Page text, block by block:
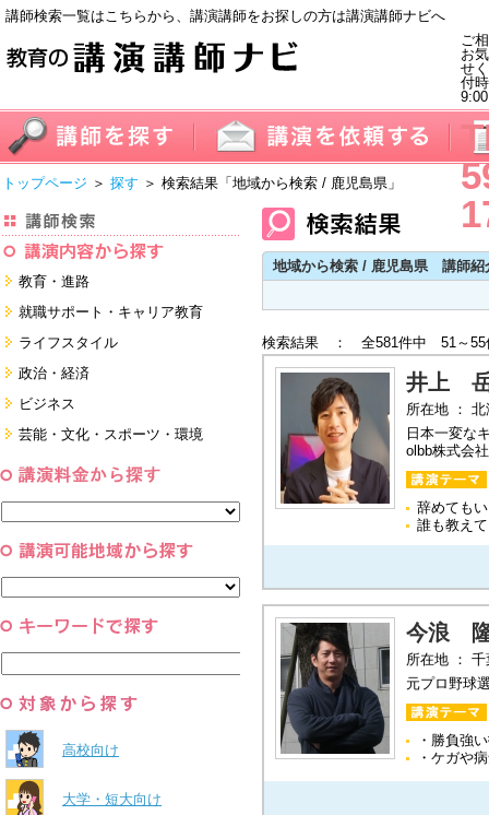
講師検索一覧はこちらから、講演講師をお探しの方は講演講師ナビへ
ご
お
せ
付
トップページ ＞ 探す ＞ 検索結果 「地域から検索 / 鹿児島県」
教育・進路
進学・受験
教員・保護者
すべて
就職サポート・キャリア教育
就職サポートツール対策
面接・ディスカッション・マナー
対策
ライフスタイル
健康・美容・女性・食育
看護・介護・ボランティア
すべて
政治・経済
国際
日本
ビジネス
経営・マーケティング・ファイナ
ンス
コーチング・メンタルヘルス・人
芸能・文化・スポーツ・環境
スポーツ
すべて
高校向け
大学・短大向け
地域から検索 / 鹿児島県 講師紹
検索結果 ： 全581件中 51～55
井上
所在地 ：
日本一変な
olbb株式会
辞めても
誰も教え
今浪
所在地 ：
元プロ野球
・勝負強
・ケガや